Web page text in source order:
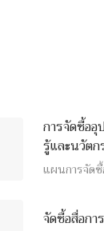
การจัดซื้อ
รู้และนวัต
แผนการจัดซื้
จัดซื้อสื่อกา